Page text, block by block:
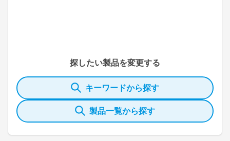
探したい製品を変更する
キーワードから探す
製品一覧から探す